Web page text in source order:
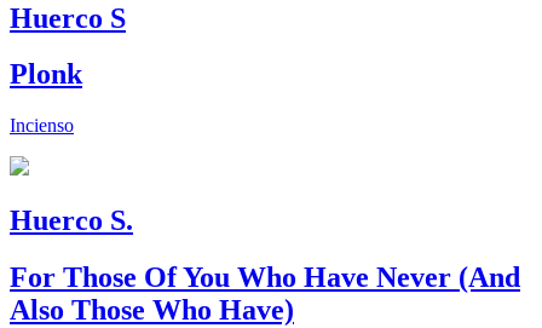
Huerco S
Plonk
Incienso
Huerco S.
For Those Of You Who Have Never (And
Also Those Who Have)